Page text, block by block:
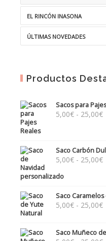
EL RINCÓN INASONA
ÚLTIMAS NOVEDADES
Productos
Sacos para
5,00€ - 25,00€
Saco Carbón
5,00€ - 25,00€
Saco
5,00€ - 25,00€
Saco Muñeco